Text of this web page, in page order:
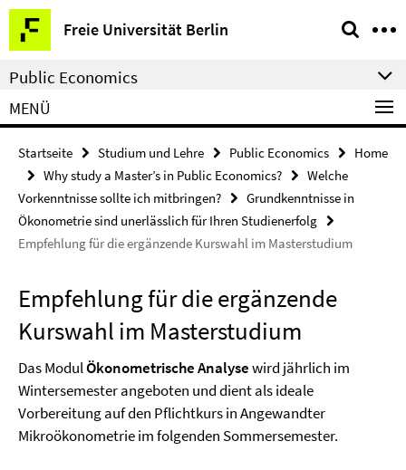
Springe
direkt
zu
Inhalt
Freie Universität Berlin
Service-
Navigation
Public Economics
MENÜ
Startseite Studium und Lehre Public Economics
Home
Why study a Master’s in Public Economics?
Welche
Vorkenntnisse sollte ich mitbringen?
Grundkenntnisse in
Ökonometrie sind unerlässlich für Ihren Studienerfolg
Empfehlung für die ergänzende Kurswahl im Masterstudium
Empfehlung für die ergänzende
Kurswahl im Masterstudium
Das ModulÖkonometrische Analysewird jährlich im
Wintersemester angeboten und dient als ideale
Vorbereitung auf den Pflichtkurs in Angewandter
Mikroökonometrie im folgenden Sommersemester.